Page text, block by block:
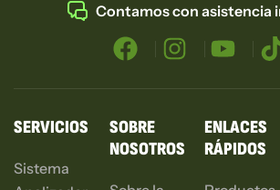
Contamos con asistencia
SERVICIOS
Sistema
SOBRE
NOSOTROS
ENLACES
RÁPIDOS